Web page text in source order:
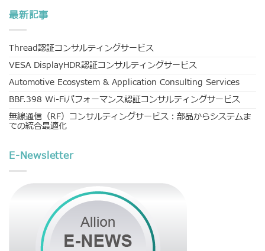
最新記事
Thread認証コンサルティングサービス
VESA DisplayHDR認証コンサルティングサービス
Automotive Ecosystem & Application Consulting Services
BBF.398 Wi-Fiパフォーマンス認証コンサルティングサービス
無線通信（RF）コンサルティングサービス：部品からシステムま
での統合最適化
E-Newsletter